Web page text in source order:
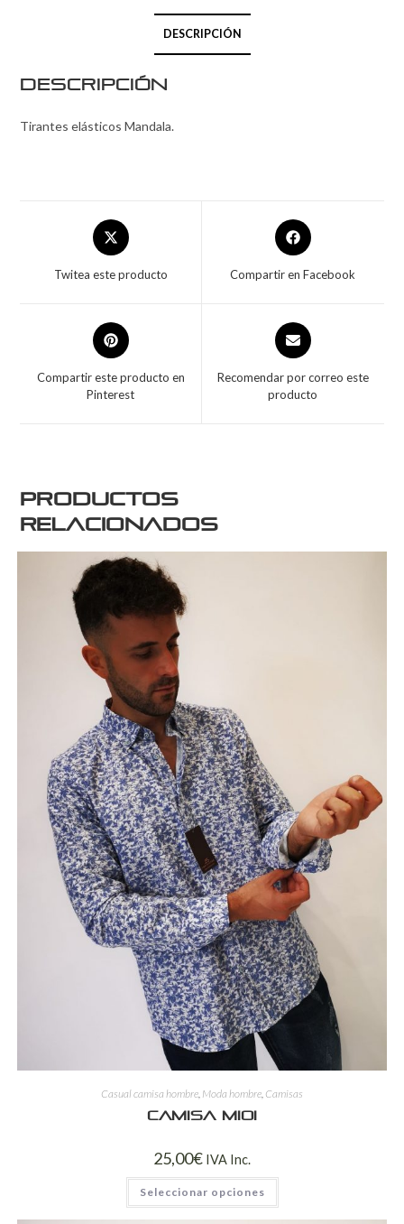
DESCRIPCIÓN
Descripción
Tirantes elásticos Mandala.
Twitea este producto Compartir en Facebook
Compartir este producto en
Pinterest
Recomendar por correo este
producto
Productos
relacionados
Casual camisa hombre, Moda hombre, Camisas
Camisa mioi
25,00€ IVA Inc.
Seleccionar opciones